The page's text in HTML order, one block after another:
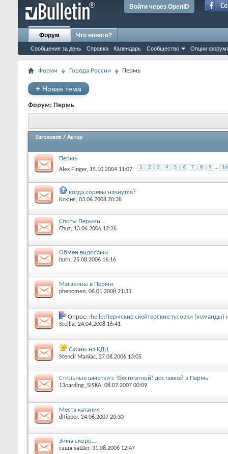
Войти через OpenID
Форум
Сообщения за день Справка Календарь Сообщество Опции
Что нового?
Форум Города России Пермь
+ Новая тема
Форум: Пермь
Заголовок / Автор
Пермь
Alex Finger‎, 15.10.2004 11:07 1 2 3 4 5 6 7 8 9 ... 16
когда соревы начнутся?
Ксюня‎, 03.06.2008 20:38
Споты Перьми...
Chuz‎, 13.06.2006 12:26
Обмен видосами
burn‎, 25.08.2006 16:16
Магазины в Перми
phenomen‎, 06.01.2008 21:33
Опрос: :hello:Пермские скейтерские тусовки (команды)
Stellla‎, 24.04.2008 16:41
Скины на КДЦ
Stencil Maniac‎, 27.08.2006 13:05
Стильные шмотки с !бесплатной! доставкой в Пермь
13oarding_SISKA‎, 08.07.2007 00:09
Места катания
dRipper‎, 24.06.2007 20:30
Зима скоро...
саша saШer‎, 31.08.2006 12:47